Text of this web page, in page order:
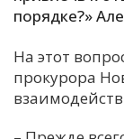
порядке?»
На этот
прокурора